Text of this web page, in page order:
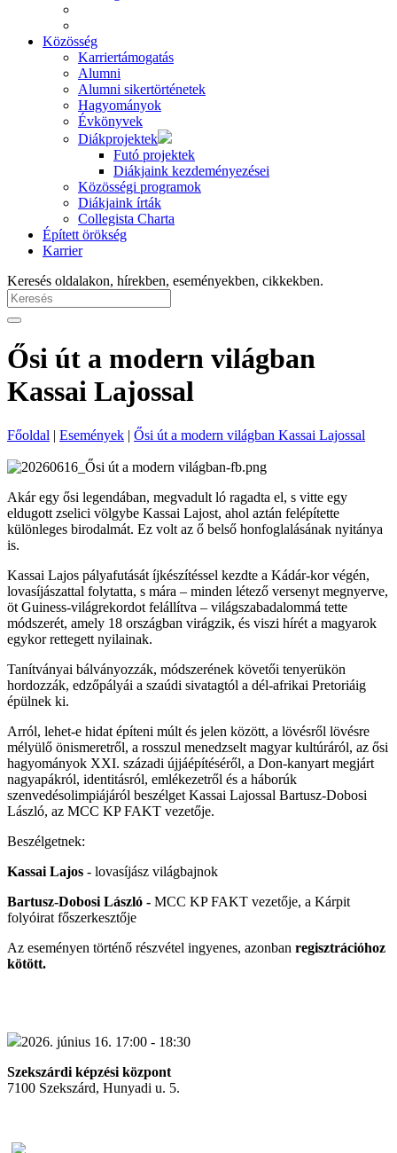
Közösség
Karriertámogatás
Alumni
Alumni sikertörténetek
Hagyományok
Évkönyvek
Diákprojektek
Futó projektek
Diákjaink kezdeményezései
Közösségi programok
Diákjaink írták
Collegista Charta
Épített örökség
Karrier
Keresés oldalakon, hírekben, eseményekben, cikkekben.
Ősi út a modern világban
Kassai Lajossal
Főoldal | Események | Ősi út a modern világban Kassai Lajossal
Akár egy ősi legendában, megvadult ló ragadta el, s vitte egy
eldugott zselici völgybe Kassai Lajost, ahol aztán felépítette
különleges birodalmát. Ez volt az ő belső honfoglalásának nyitánya
is.
Kassai Lajos pályafutását íjkészítéssel kezdte a Kádár-kor végén,
lovasíjászattal folytatta, s mára – minden létező versenyt megnyerve,
öt Guiness-világrekordot felállítva – világszabadalommá tette
módszerét, amely 18 országban virágzik, és viszi hírét a magyarok
egykor rettegett nyilainak.
Tanítványai bálványozzák, módszerének követői tenyerükön
hordozzák, edzőpályái a szaúdi sivatagtól a dél-afrikai Pretoriáig
épülnek ki.
Arról, lehet-e hidat építeni múlt és jelen között, a lövésről lövésre
mélyülő önismeretről, a rosszul menedzselt magyar kultúráról, az ősi
hagyományok XXI. századi újjáépítéséről, a Don-kanyart megjárt
nagyapákról, identitásról, emlékezetről és a háborúk
szenvedésolimpiájáról beszélget Kassai Lajossal Bartusz-Dobosi
László, az MCC KP FAKT vezetője.
Beszélgetnek:
Kassai Lajos - lovasíjász világbajnok
Bartusz-Dobosi László - MCC KP FAKT vezetője, a Kárpit
folyóirat főszerkesztője
Az eseményen történő részvétel ingyenes, azonban regisztrációhoz
kötött.
2026. június 16. 17:00 - 18:30
Szekszárdi képzési központ
7100 Szekszárd, Hunyadi u. 5.